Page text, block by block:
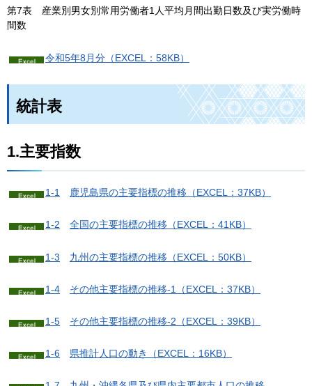
第7表 産業別男女別常用労働者1人平均月間出勤日数及び実労働時
間数
令和5年8月分（EXCEL：58KB）
統計表
1.主要指数
1-1 鹿児島県の主要指標の推移（EXCEL：37KB）
1-2 全国の主要指標の推移（EXCEL：41KB）
1-3 九州の主要指標の推移（EXCEL：50KB）
1-4 その他主要指標の推移-1（EXCEL：37KB）
1-5 その他主要指標の推移-2（EXCEL：39KB）
1-6 県推計人口の動き（EXCEL：16KB）